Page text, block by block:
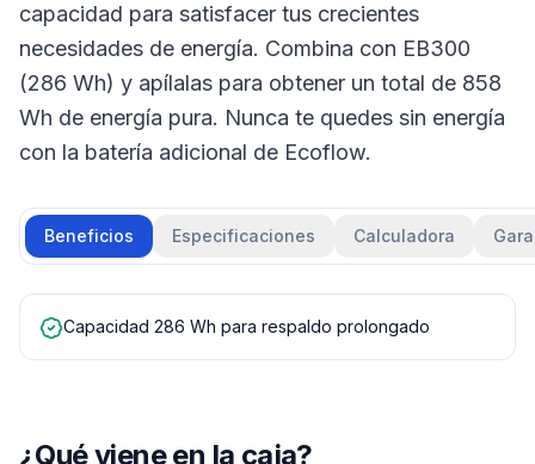
capacidad para satisfacer tus crecientes
necesidades de energía. Combina con EB300
(286 Wh) y apílalas para obtener un total de 858
Wh de energía pura. Nunca te quedes sin energía
con la batería adicional de Ecoflow.
Beneficios Especificaciones Calculadora
Capacidad 286 Wh para respaldo prolongado
¿Qué viene en la caja?